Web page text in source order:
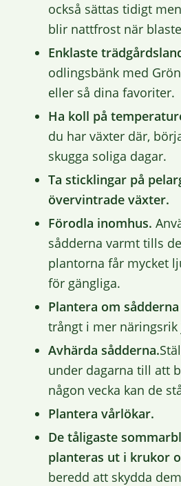
också sättas tidigt
blir nattfrost när
Enklaste
odlingsbänk med
eller så dina favoriter.
Ha koll på
du har växter där,
skugga soliga dagar.
Ta sticklingar på
övervintrade växter.
Förodla inomhus.
sådderna varmt tills
plantorna får mycket
för gängliga.
Plantera om sådderna
trångt i mer
Avhärda sådderna.
under dagarna till att
någon vecka kan de
Plantera vårlökar.
De tåligaste
planteras ut i krukor
beredd att skydda